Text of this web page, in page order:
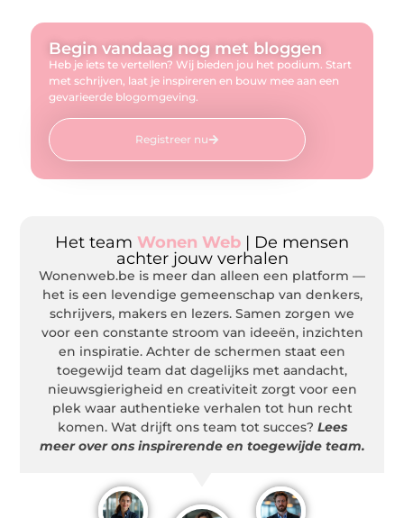
Begin vandaag nog met bloggen
Heb je iets te vertellen? Wij bieden jou het podium. Start
met schrijven, laat je inspireren en bouw mee aan een
gevarieerde blogomgeving.
Registreer nu
Het team Wonen Web | De mensen
achter jouw verhalen
Wonenweb.be is meer dan alleen een platform —
het is een levendige gemeenschap van denkers,
schrijvers, makers en lezers. Samen zorgen we
voor een constante stroom van ideeën, inzichten
en inspiratie. Achter de schermen staat een
toegewijd team dat dagelijks met aandacht,
nieuwsgierigheid en creativiteit zorgt voor een
plek waar authentieke verhalen tot hun recht
komen. Wat drijft ons team tot succes? Lees
meer over ons inspirerende en toegewijde team.